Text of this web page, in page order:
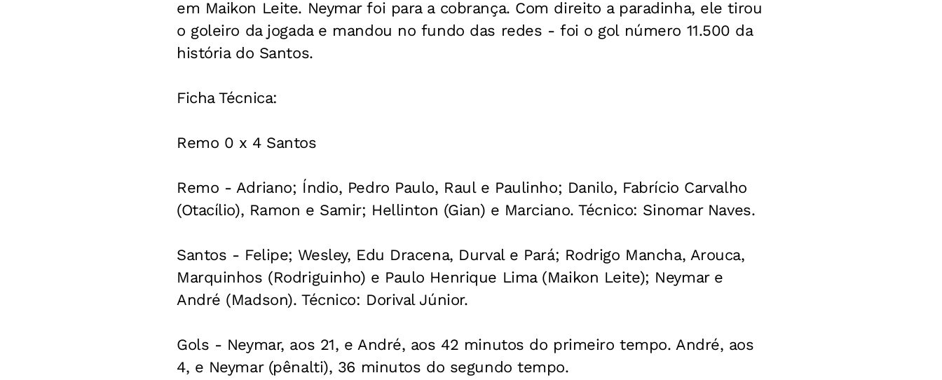
em Maikon Leite. Neymar foi para a cobrança. Com direito a paradinha, ele tirou
o goleiro da jogada e mandou no fundo das redes - foi o gol número 11.500 da
história do Santos.
Ficha Técnica:
Remo 0 x 4 Santos
Remo - Adriano; Índio, Pedro Paulo, Raul e Paulinho; Danilo, Fabrício Carvalho
(Otacílio), Ramon e Samir; Hellinton (Gian) e Marciano. Técnico: Sinomar Naves.
Santos - Felipe; Wesley, Edu Dracena, Durval e Pará; Rodrigo Mancha, Arouca,
Marquinhos (Rodriguinho) e Paulo Henrique Lima (Maikon Leite); Neymar e
André (Madson). Técnico: Dorival Júnior.
Gols - Neymar, aos 21, e André, aos 42 minutos do primeiro tempo. André, aos
4, e Neymar (pênalti), 36 minutos do segundo tempo.